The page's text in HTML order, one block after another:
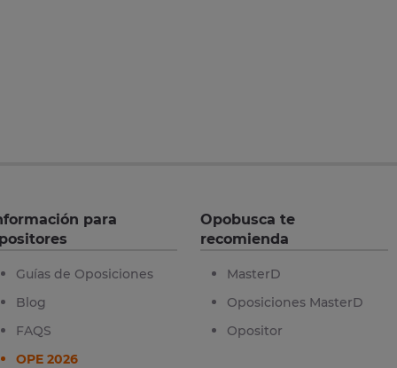
para
Guías de Oposiciones
Blog
FAQS
OPE 2026
Opobusca te
recomienda
MasterD
Oposiciones MasterD
Opositor